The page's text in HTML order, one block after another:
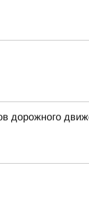
дорожного